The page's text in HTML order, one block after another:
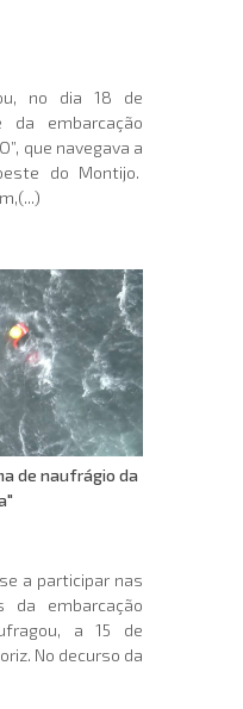
no dia 18 de
da embarcação
que navegava a
do Montijo.
de naufrágio da
a participar nas
da embarcação
a 15 de
No decurso da